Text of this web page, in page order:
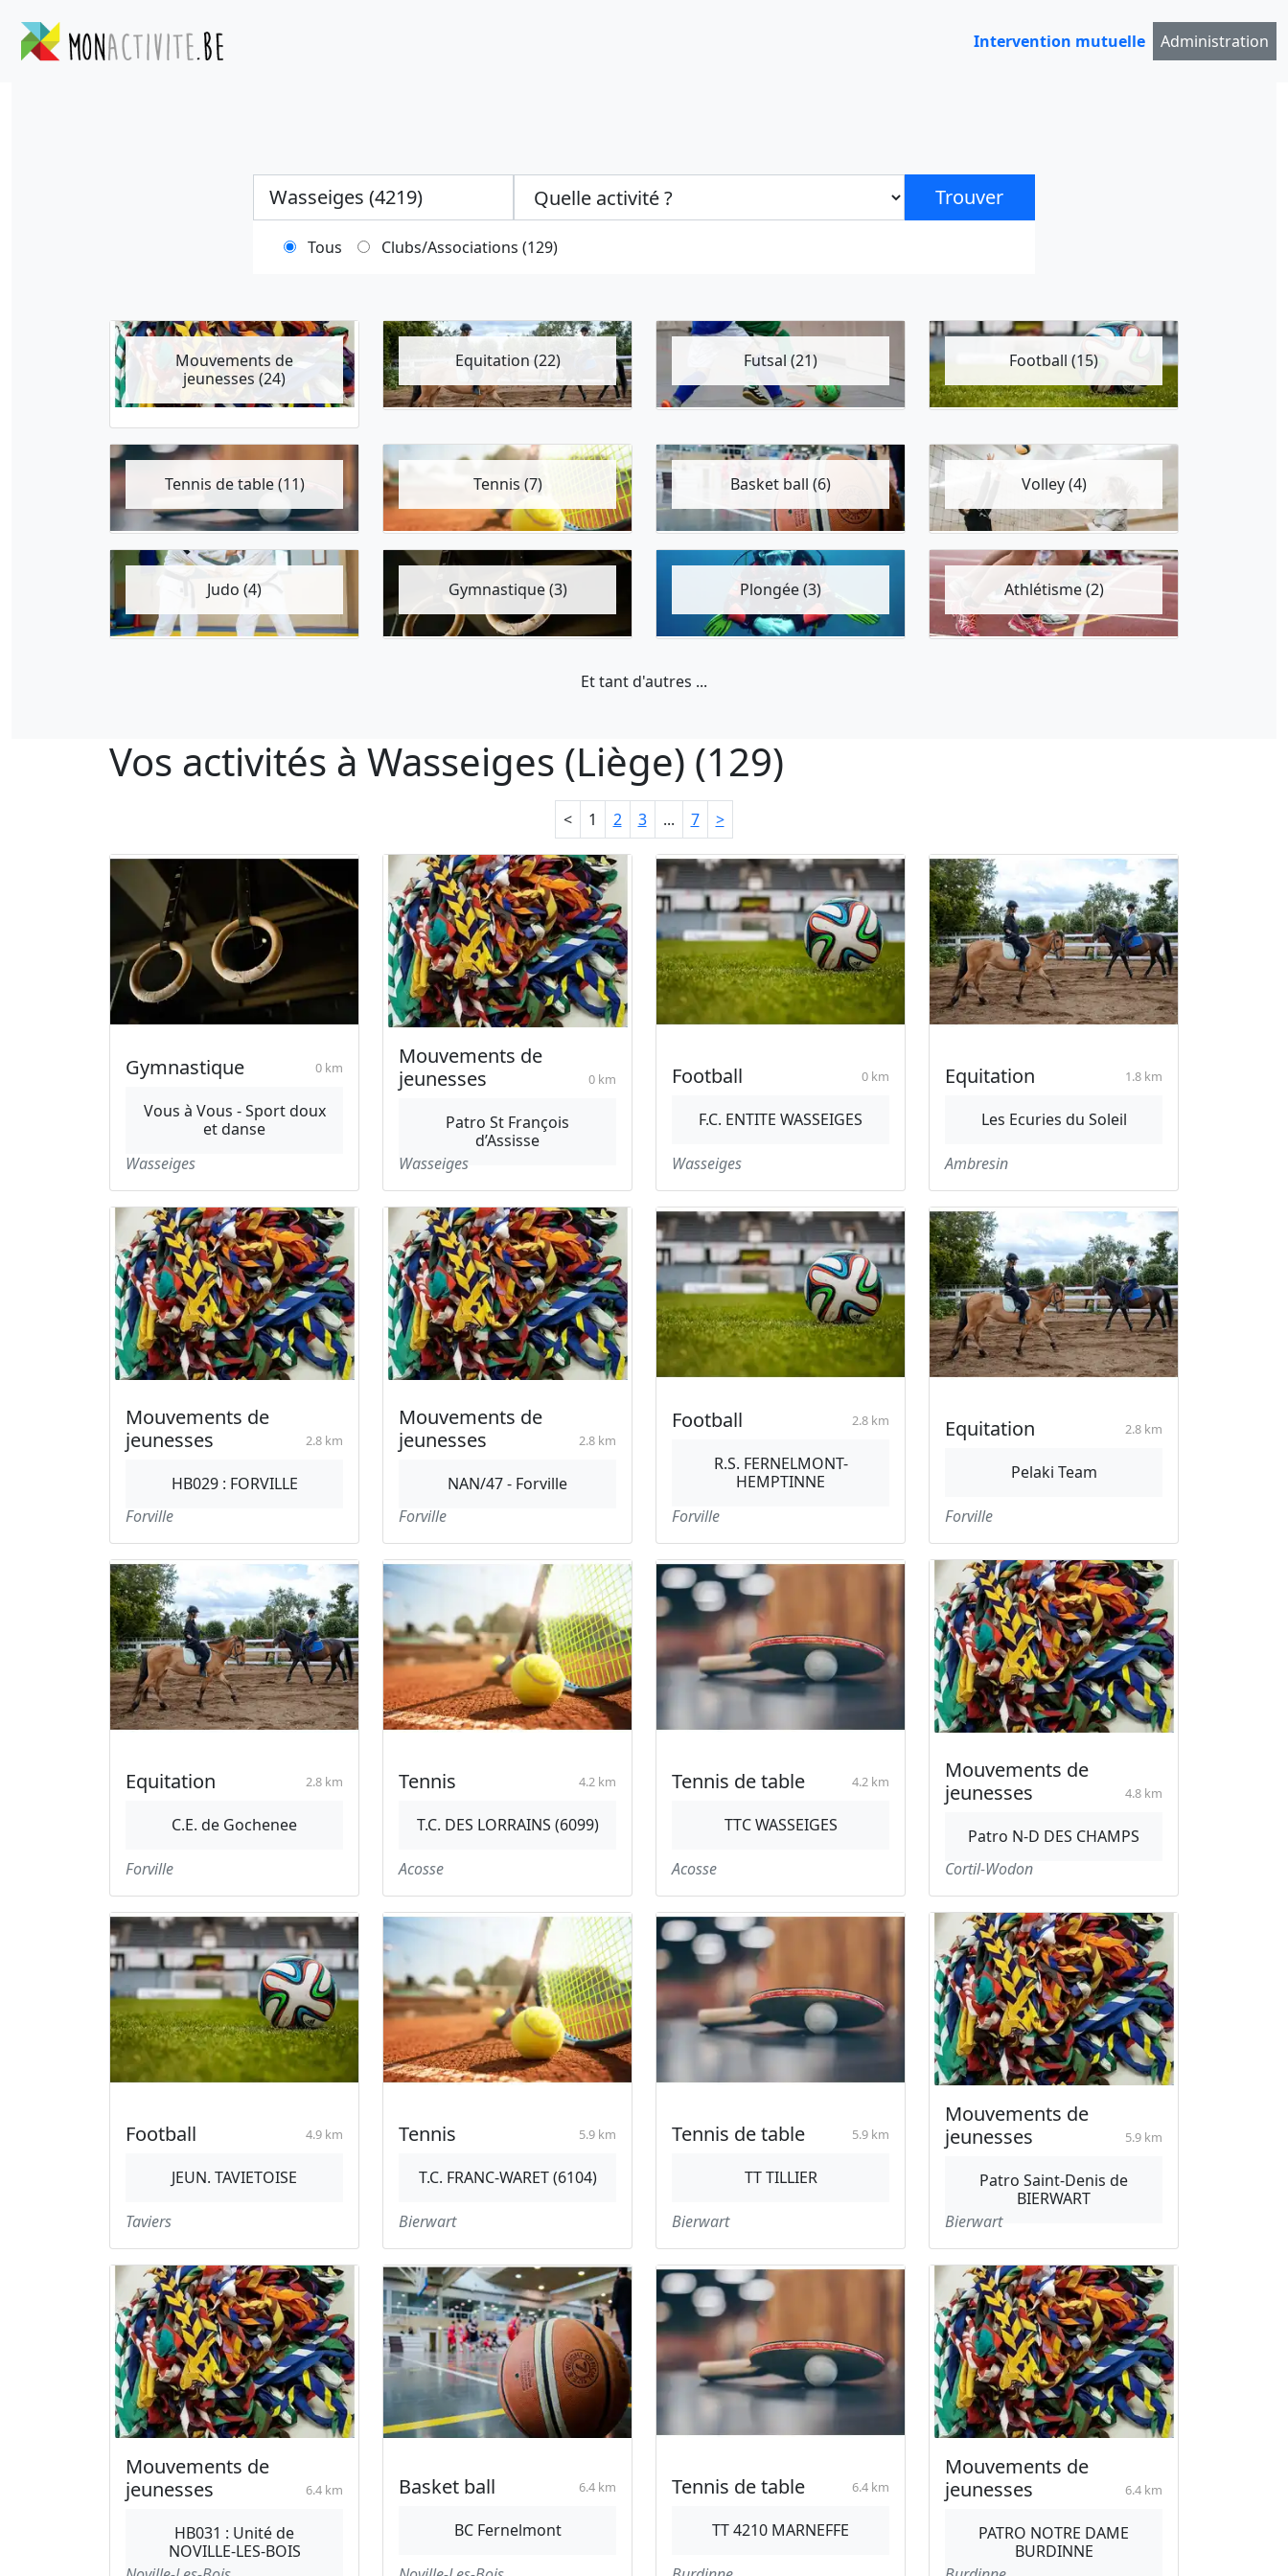
Intervention mutuelle Administration
Trouver
Tous Clubs/Associations (129)
Mouvements de
jeunesses (24)
Equitation (22) Futsal (21) Football (15)
Tennis de table (11) Tennis (7) Basket ball (6) Volley (4)
Judo (4) Gymnastique (3) Plongée (3) Athlétisme (2)
Et tant d'autres ...
Vos activités à Wasseiges (Liège) (129)
< 1 2 3 ... 7 >
Gymnastique 0 km
Vous à Vous - Sport doux
et danse
Wasseiges
Mouvements de
jeunesses
0 km
Patro St François
d’Assisse
Wasseiges
Football 0 km
F.C. ENTITE WASSEIGES
Wasseiges
Equitation 1.8 km
Les Ecuries du Soleil
Ambresin
Mouvements de
jeunesses
2.8 km
HB029 : FORVILLE
Forville
Mouvements de
jeunesses
2.8 km
NAN/47 - Forville
Forville
Football 2.8 km
R.S. FERNELMONT-
HEMPTINNE
Forville
Equitation 2.8 km
Pelaki Team
Forville
Equitation 2.8 km
C.E. de Gochenee
Forville
Tennis 4.2 km
T.C. DES LORRAINS (6099)
Acosse
Tennis de table 4.2 km
TTC WASSEIGES
Acosse
Mouvements de
jeunesses
4.8 km
Patro N-D DES CHAMPS
Cortil-Wodon
Football 4.9 km
JEUN. TAVIETOISE
Taviers
Tennis 5.9 km
T.C. FRANC-WARET (6104)
Bierwart
Tennis de table 5.9 km
TT TILLIER
Bierwart
Mouvements de
jeunesses
5.9 km
Patro Saint-Denis de
BIERWART
Bierwart
Mouvements de
jeunesses
6.4 km
HB031 : Unité de
NOVILLE-LES-BOIS
Basket ball 6.4 km
BC Fernelmont
Tennis de table 6.4 km
TT 4210 MARNEFFE
Mouvements de
jeunesses
6.4 km
PATRO NOTRE DAME
BURDINNE